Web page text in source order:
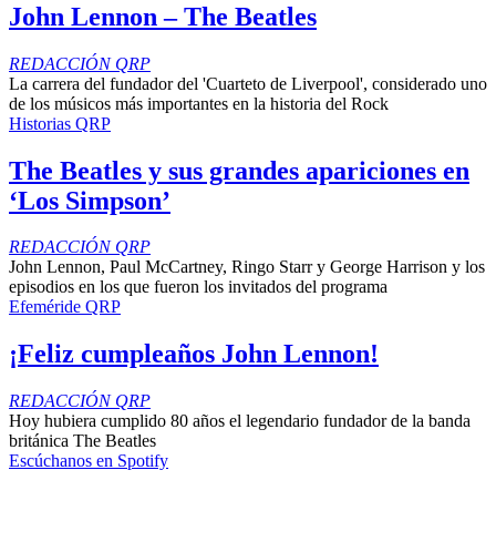
John Lennon – The Beatles
REDACCIÓN QRP
La carrera del fundador del 'Cuarteto de Liverpool', considerado uno
de los músicos más importantes en la historia del Rock
Historias QRP
The Beatles y sus grandes apariciones en
‘Los Simpson’
REDACCIÓN QRP
John Lennon, Paul McCartney, Ringo Starr y George Harrison y los
episodios en los que fueron los invitados del programa
Efeméride QRP
¡Feliz cumpleaños John Lennon!
REDACCIÓN QRP
Hoy hubiera cumplido 80 años el legendario fundador de la banda
británica The Beatles
Escúchanos en Spotify